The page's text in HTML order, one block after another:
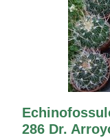
286 Dr.